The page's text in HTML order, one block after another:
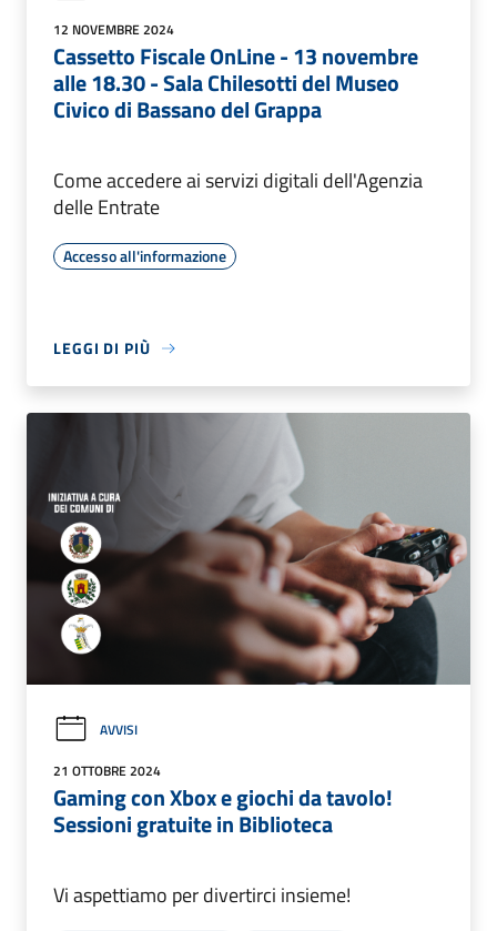
12 NOVEMBRE 2024
Cassetto Fiscale OnLine - 13 novembre
alle 18.30 - Sala Chilesotti del Museo
Civico di Bassano del Grappa
Come accedere ai servizi digitali dell'Agenzia
delle Entrate
Accesso all'informazione
LEGGI DI PIÙ
AVVISI
21 OTTOBRE 2024
Gaming con Xbox e giochi da tavolo!
Sessioni gratuite in Biblioteca
Vi aspettiamo per divertirci insieme!